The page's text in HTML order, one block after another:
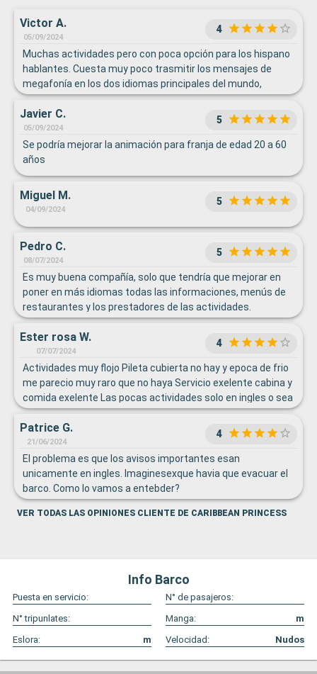
Victor A.
05/09/2024
4
Muchas actividades pero con poca opción para los hispano
hablantes. Cuesta muy poco trasmitir los mensajes de
megafonía en los dos idiomas principales del mundo,
máxime cuando hay una gran cantidad de pasajeros
hispano hablantes en el viaje. El horario de los comedores
muy caótico y la cocina tampoco era Muy esmerada con
demasiada abundancia de platos asiáticos (sin duda por el
origen de los cocineros principales).
Javier C.
05/09/2024
5
Se podría mejorar la animación para franja de edad 20 a 60
años
Miguel M.
04/09/2024
5
Pedro C.
08/07/2024
5
Es muy buena compañía, solo que tendría que mejorar en
poner en más idiomas todas las informaciones, menús de
restaurantes y los prestadores de las actividades.
Ester rosa W.
07/07/2024
4
Actividades muy flojo Pileta cubierta no hay y epoca de frio
me parecio muy raro que no haya Servicio exelente cabina y
comida exelente Las pocas actividades solo en ingles o sea
que el que no entiende realmente no hay lo que hacer
Patrice G.
21/06/2024
4
El problema es que los avisos importantes esan
unicamente en ingles. Imaginesexque havia que evacuar el
barco. Como lo vamos a entebder?
VER TODAS LAS OPINIONES CLIENTE DE CARIBBEAN PRINCESS
Info Barco
Puesta en servicio:
N° de pasajeros:
N° tripunlates:
Manga:
m
Eslora:
m Velocidad: Nudos